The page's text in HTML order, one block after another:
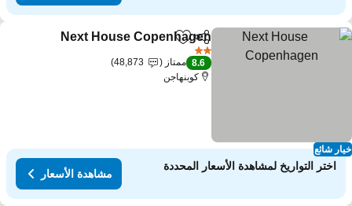
شائع
مشاركةAdd to favorites
Next House Copenhagen
8.6 ممتاز
48,873
كوبنهاجن
اختر التواريخ لمشاهدة الأسعار المحددة
مشاهدة الأسعار